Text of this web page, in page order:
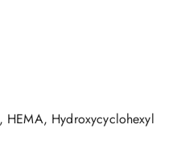
HEMA, Hydroxycyclohexyl